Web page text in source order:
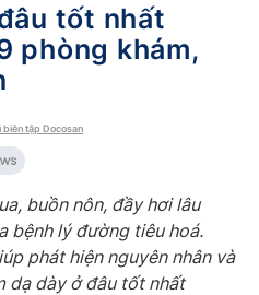
tốt nhất
phòng khám,
biên tập Docosan
buồn nôn, đầy hơi lâu
bệnh lý đường tiêu hoá.
phát hiện nguyên nhân và
dạ dày ở đâu tốt nhất